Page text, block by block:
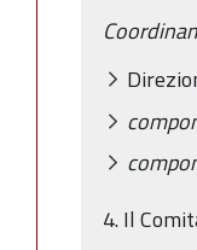
4. Il